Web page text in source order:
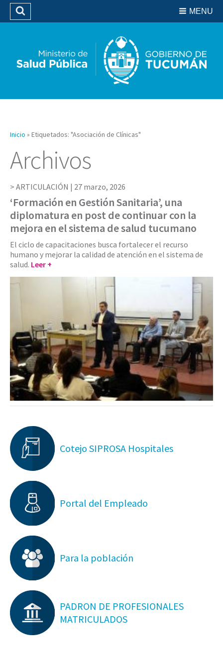
Biblioteca
MENU
Buscar
Inicio » Etiquetados: "Asociación de Clínicas"
Archivos
ARTICULACIÓN | 27 marzo, 2026
‘Formación en Gestión Sanitaria’, una
diplomatura en post de continuar con la
mejora en el sistema de salud tucumano
El ciclo de capacitaciones busca fortalecer el recurso
humano y mejorar la calidad de atención en el sistema de
salud. Leer +
Cotejo SIPROSA Hospitales
Portal del Empleado
Para la población
PADRON DE PROFESIONALES
MATRICULADOS